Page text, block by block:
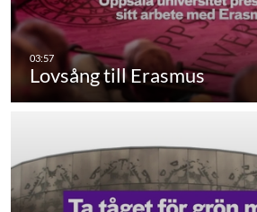
Lovsång till Erasmus